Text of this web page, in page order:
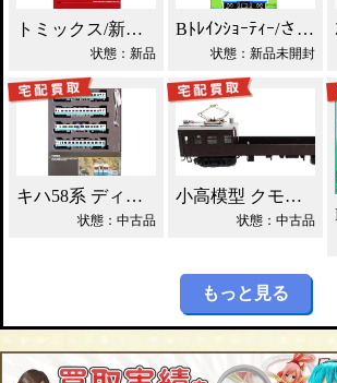
トミックス/新幹線 800系つばめ増結セット 買取！
状態：新品
Bﾄﾚｲﾝｼｮｰﾃｨｰ/さよなら富士 鉄道模型買取！
状態：新品未開封
キハ58系 ディーゼルカー「砂丘」セット買取！
状態：中古品
小高模型 クモル24 配給制御電動車 買取！
状態：中古品
もっと見る